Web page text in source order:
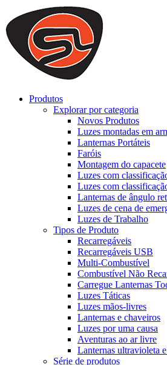
We use cookies to ensure that we
you a better experience. To learn more
ACCEPT AND CLOSE
Produtos
Explorar por categoria
Novos Produtos
Luzes montadas em
Lanternas Portáteis
Faróis
Montagem do capacete
Luzes com
Luzes com
Lanternas de ângulo
Luzes de cena de
Luzes de Trabalho
Tipos de Produto
Recarregáveis
Recarregáveis USB
Multi-Combustível
Combustível Não
Carregue Lanternas
Luzes Táticas
Luzes mãos-livres
Lanternas e chaveiros
Luzes por uma causa
Aventuras ao ar livre
Lanternas ultravioleta
Série de produtos